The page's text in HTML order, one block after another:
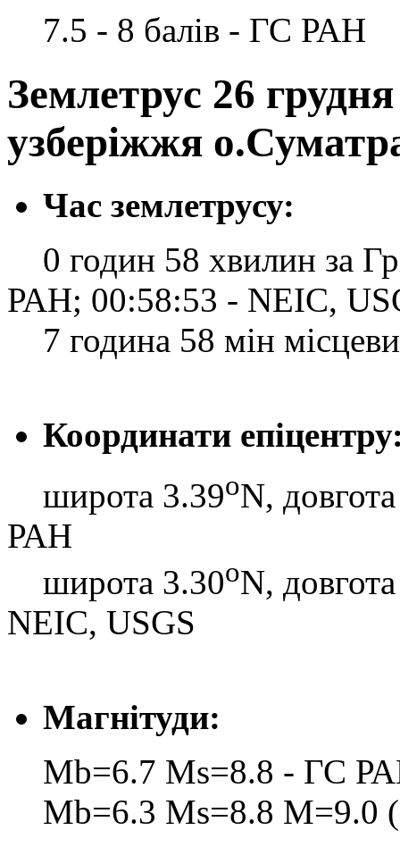
7.5 - 8 балів - ГС РАН
Землетрус 26
узберіжжя
Час землетрусу:
0 годин 58 хвилин за
РАН; 00:58:53 - NEIC,
7 година 58 мін
Координати
широта 3.39oN,
РАН
широта 3.30oN,
NEIC, USGS
Магнітуди:
Mb=6.7 Ms=8.8 - ГС
Mb=6.3 Ms=8.8 M=9.0